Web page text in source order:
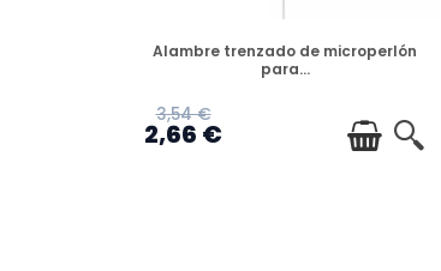
DISPONIBLE
Alambre trenzado de microperlón
para...
3,54 €
2,66 €